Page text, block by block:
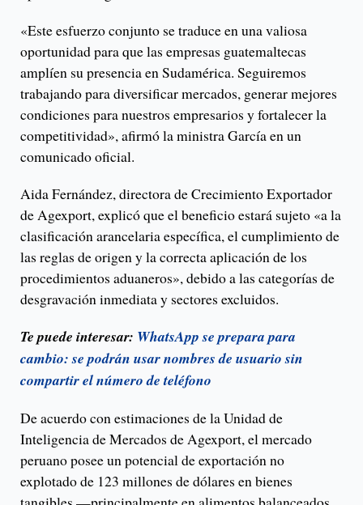
«Este esfuerzo conjunto se traduce en una valiosa
oportunidad para que las empresas guatemaltecas
amplíen su presencia en Sudamérica. Seguiremos
trabajando para diversificar mercados, generar mejores
condiciones para nuestros empresarios y fortalecer la
competitividad», afirmó la ministra García en un
comunicado oficial.
Aida Fernández, directora de Crecimiento Exportador
de Agexport, explicó que el beneficio estará sujeto «a la
clasificación arancelaria específica, el cumplimiento de
las reglas de origen y la correcta aplicación de los
procedimientos aduaneros», debido a las categorías de
desgravación inmediata y sectores excluidos.
Te puede interesar: WhatsApp se prepara para
cambio: se podrán usar nombres de usuario sin
compartir el número de teléfono
De acuerdo con estimaciones de la Unidad de
Inteligencia de Mercados de Agexport, el mercado
peruano posee un potencial de exportación no
explotado de 123 millones de dólares en bienes